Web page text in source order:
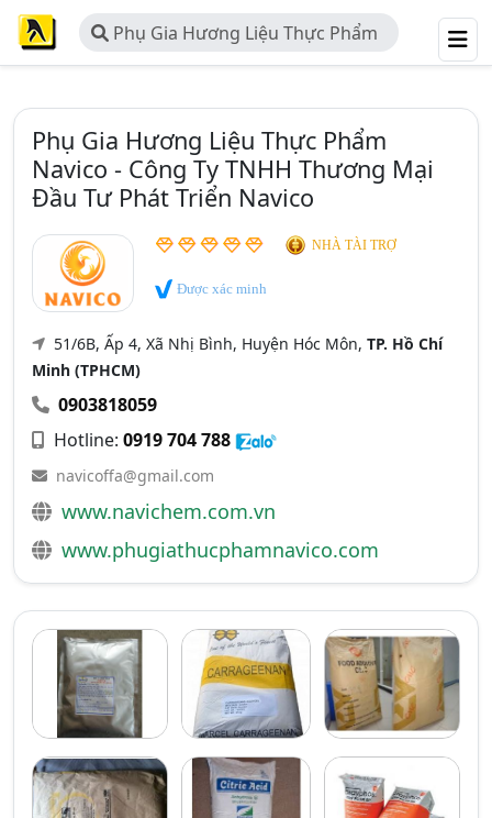
Phụ Gia Hương Liệu Thực Phẩm
Navico - Công Ty TNHH Thương Mại
Phụ Gia Hương Liệu Thực Phẩm
Navico - Công Ty TNHH Thương Mại
Đầu Tư Phát Triển Navico
NHÀ TÀI TRỢ
Được xác minh
51/6B, Ấp 4, Xã Nhị Bình, Huyện Hóc Môn, TP. Hồ Chí
Minh (TPHCM)
0903818059
Hotline: 0919 704 788
navicoffa@gmail.com
www.navichem.com.vn
www.phugiathucphamnavico.com